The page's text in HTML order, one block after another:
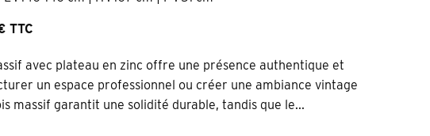
TTC
avec plateau en zinc offre une présence authentique et
un espace professionnel ou créer une ambiance vintage
massif garantit une solidité durable, tandis que le...